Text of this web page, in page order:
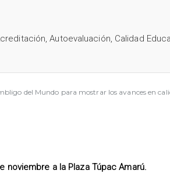
,Autoevaluación, Calidad
del Mundo para mostrar los avances en
noviembre a la Plaza Túpac Amarú.